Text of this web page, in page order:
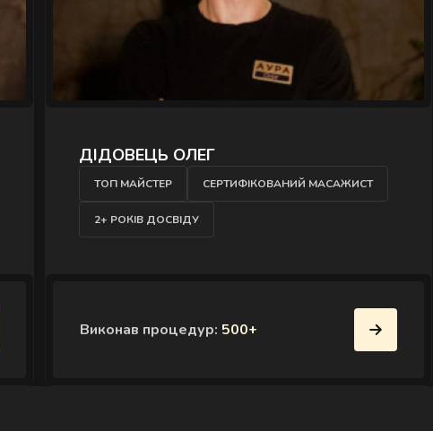
ДІДОВЕЦЬ ОЛЕГ
ТОП МАЙСТЕР СЕРТИФІКОВАНИЙ МАСАЖИСТ
2+ РОКІВ ДОСВІДУ
Виконав процедур:500+